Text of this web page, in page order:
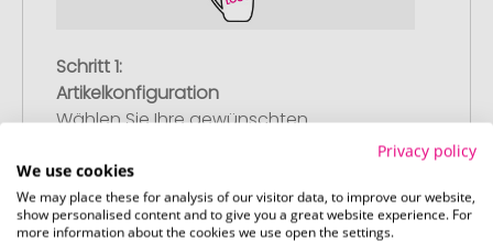
Schritt 1:
Artikelkonfiguration
Wählen Sie Ihre gewünschten
Werbeartikel aus und passen Sie diese
nach Ihren Vorstellungen an.
Anschließend legen Sie die konfigurierten
Artikel in Ihren Warenkorb.
Privacy policy
We use cookies
We may place these for analysis of our visitor data, to improve our website,
show personalised content and to give you a great website experience. For
more information about the cookies we use open the settings.